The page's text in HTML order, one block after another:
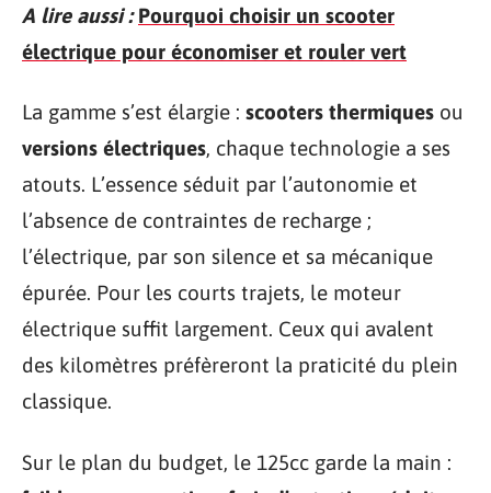
A lire aussi : Pourquoi choisir un scooter
électrique pour économiser et rouler vert
La gamme s’est élargie : scooters thermiques ou
versions électriques, chaque technologie a ses
atouts. L’essence séduit par l’autonomie et
l’absence de contraintes de recharge ;
l’électrique, par son silence et sa mécanique
épurée. Pour les courts trajets, le moteur
électrique suffit largement. Ceux qui avalent
des kilomètres préfèreront la praticité du plein
classique.
Sur le plan du budget, le 125cc garde la main :